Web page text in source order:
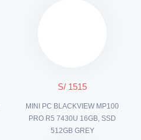
S/ 1515
MINI PC BLACKVIEW MP100
PRO R5 7430U 16GB, SSD
512GB GREY